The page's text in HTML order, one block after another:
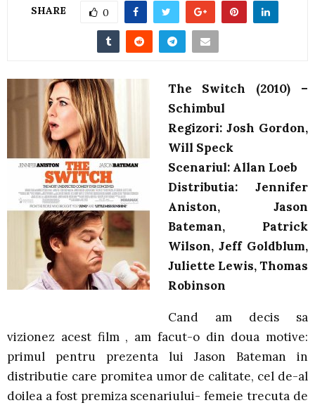
SHARE 0
The Switch (2010) –
Schimbul
Regizori: Josh Gordon,
Will Speck
Scenariul: Allan Loeb
Distributia: Jennifer
Aniston, Jason
Bateman, Patrick
Wilson, Jeff Goldblum,
Juliette Lewis, Thomas
Robinson
Cand am decis sa
vizionez acest film , am facut-o din doua motive:
primul pentru prezenta lui Jason Bateman in
distributie care promitea umor de calitate, cel de-al
doilea a fost premiza scenariului- femeie trecuta de